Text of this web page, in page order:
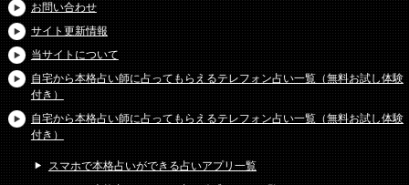
お問い合わせ
サイト更新情報
当サイトについて
自宅から本格占い師に占ってもらえるテレフォン占い一覧（無料お試し体験
付き）
自宅から本格占い師に占ってもらえるテレフォン占い一覧（無料お試し体験
付き）
スマホで本格占いができる占いアプリ一覧